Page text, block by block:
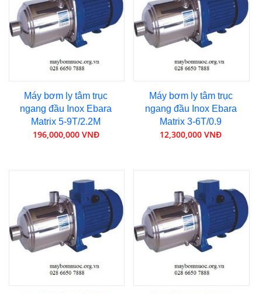
Máy bơm ly tâm trục
ngang đầu Inox Ebara
Matrix 5-9T/2.2M
196,000,000 VNĐ
Máy bơm ly tâm trục
ngang đầu Inox Ebara
Matrix 3-6T/0.9
12,300,000 VNĐ